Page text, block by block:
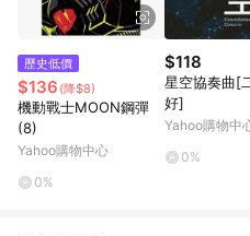
歷史低價
$136 (降$8)
機動戰士MOON鋼彈
(8)
Yahoo購物中心
0%
$118
星空協奏曲[
好]
Yahoo購物中
0%